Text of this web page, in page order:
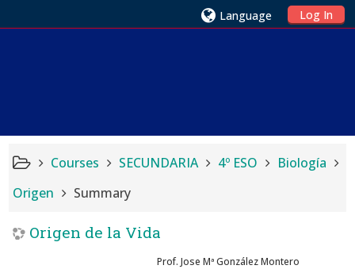
Log In
Language
Courses SECUNDARIA 4º ESO
Biología
Origen
Summary
Origen de la Vida
Prof. Jose Mª González Montero